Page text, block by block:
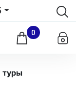
0
туры